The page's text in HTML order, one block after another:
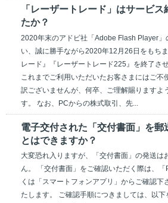
「レーザートレード」はサービス
たか？
2020年末のアドビ社「Adobe Flash Player」
い、誠に勝手ながら2020年12月26日をもち
レード』『レーザートレード225』を終了さ
これまでご利用いただいたお客さまにはご不
訳ございませんが、何卒、ご理解賜りますよ
す。 なお、PCからの株式取引、先...
電子交付された「交付書面」を郵
とはできますか？
大変恐れ入りますが、「交付書面」の発送は
ん。 「交付書面」をご確認いただく際は、「
くは「スマートフォンアプリ」からご確認下
たします。 ご確認手順につきましては、以